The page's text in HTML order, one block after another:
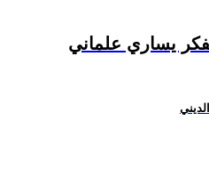
يساري علماني